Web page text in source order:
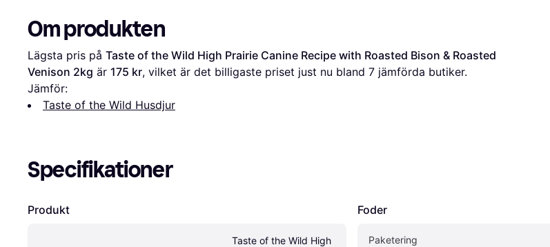
Om produkten
Lägsta pris på Taste of the Wild High Prairie Canine Recipe with Roasted Bison & Roasted
Venison 2kg är 175 kr, vilket är det billigaste priset just nu bland 7 jämförda butiker.
Jämför:
Taste of the Wild Husdjur
Specifikationer
Produkt
Taste of the Wild High
Foder
Paketering